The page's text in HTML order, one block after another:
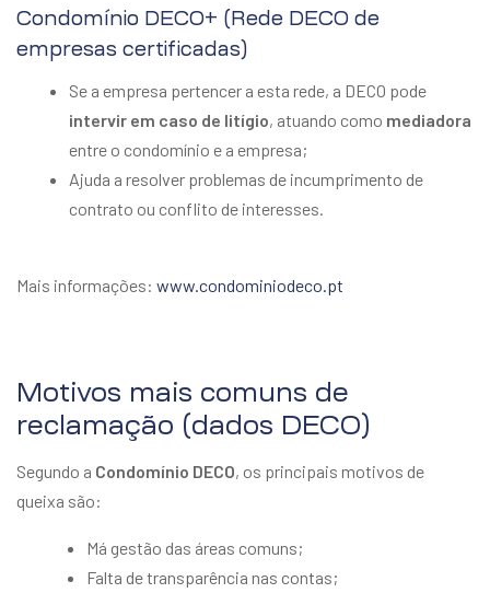
Condomínio DECO+ (Rede DECO de
empresas certificadas)
Se a empresa pertencer a esta rede, a DECO pode
intervir em caso de litígio, atuando como mediadora
entre o condomínio e a empresa;
Ajuda a resolver problemas de incumprimento de
contrato ou conflito de interesses.
Mais informações: www.condominiodeco.pt
Motivos mais comuns de
reclamação (dados DECO)
Segundo a Condomínio DECO, os principais motivos de
queixa são:
Má gestão das áreas comuns;
Falta de transparência nas contas;